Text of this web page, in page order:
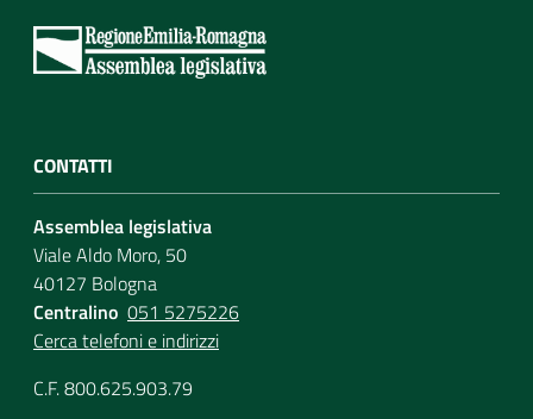
CONTATTI
Assemblea legislativa
Viale Aldo Moro, 50
40127 Bologna
Centralino 051 5275226
Cerca telefoni e indirizzi
C.F. 800.625.903.79